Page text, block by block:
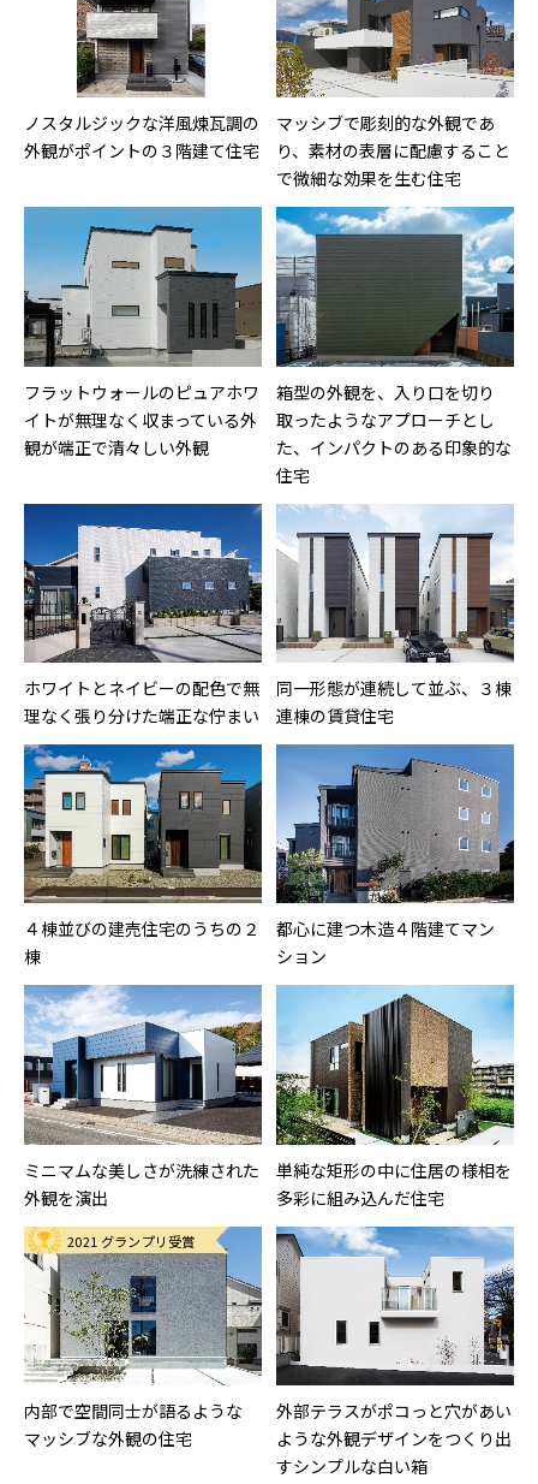
ノスタルジックな洋風煉瓦調の
外観がポイントの３階建て住宅
マッシブで彫刻的な外観であ
り、素材の表層に配慮すること
で微細な効果を生む住宅
フラットウォールのピュアホワ
イトが無理なく収まっている外
観が端正で清々しい外観
箱型の外観を、入り口を切り
取ったようなアプローチとし
た、インパクトのある印象的な
住宅
ホワイトとネイビーの配色で無
理なく張り分けた端正な佇まい
同一形態が連続して並ぶ、３棟
連棟の賃貸住宅
４棟並びの建売住宅のうちの２
棟
都心に建つ木造４階建てマン
ション
ミニマムな美しさが洗練された
外観を演出
単純な矩形の中に住居の様相を
多彩に組み込んだ住宅
2021 グランプリ受賞
内部で空間同士が語るような
マッシブな外観の住宅
外部テラスがポコっと穴があい
ような外観デザインをつくり出
すシンプルな白い箱